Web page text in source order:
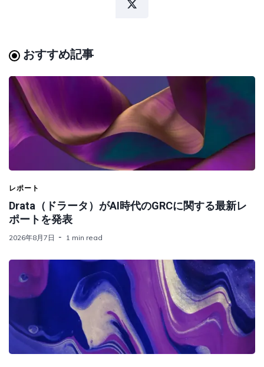
おすすめ記事
レポート
Drata（ドラータ）がAI時代のGRCに関する最新レ
ポートを発表
2026年8月7日 1 min read